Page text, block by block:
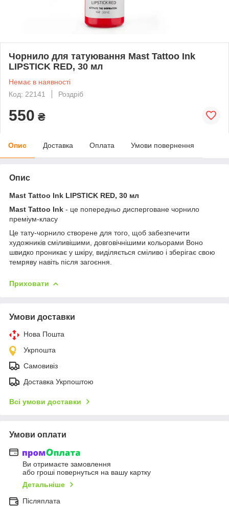
Чорнило для татуювання Mast Tattoo Ink
LIPSTICK RED, 30 мл
Немає в наявності
Код: 22141
Роздріб
550 ₴
Опис Доставка Оплата Умови повернення
Опис
Mast Tattoo Ink LIPSTICK RED, 30 мл
Mast Tattoo Ink - це попередньо дисперговане чорнило
преміум-класу
Це тату-чорнило створене для того, щоб забезпечити
художників сміливішими, довговічнішими кольорами Воно
швидко проникає у шкіру, виділяється сміливо і зберігає свою
темряву навіть після загоєння.
Приховати
Умови доставки
Нова Пошта
Укрпошта
Самовивіз
Доставка Укрпоштою
Всі умови доставки
Умови оплати
Ви отримаєте замовлення
або гроші повернуться на вашу картку
Детальніше
Післяплата